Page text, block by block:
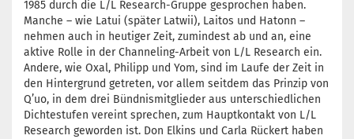
1985 durch die L/L Research-Gruppe gesprochen haben.
Manche – wie Latui (später Latwii), Laitos und Hatonn –
nehmen auch in heutiger Zeit, zumindest ab und an, eine
aktive Rolle in der Channeling-Arbeit von L/L Research ein.
Andere, wie Oxal, Philipp und Yom, sind im Laufe der Zeit in
den Hintergrund getreten, vor allem seitdem das Prinzip von
Q’uo, in dem drei Bündnismitglieder aus unterschiedlichen
Dichtestufen vereint sprechen, zum Hauptkontakt von L/L
Research geworden ist. Don Elkins und Carla Rückert haben